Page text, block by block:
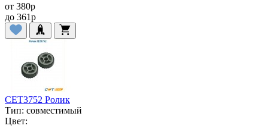
от 380p
до 361p
CET3752 Ролик
Тип: совместимый
Цвет: